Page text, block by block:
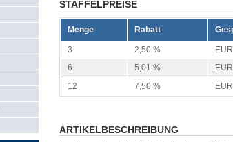
STAFFELPREISE
Menge Rabatt
3 2,50 %
6
5,01 %
12
7,50 %
ARTIKELBESCHREIBUNG